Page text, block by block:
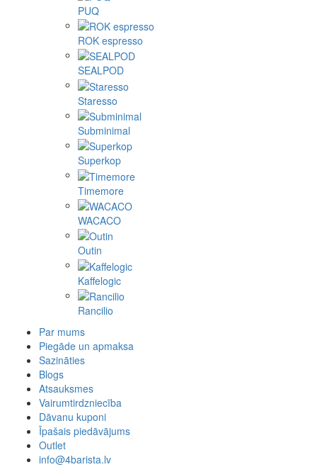
PUQ
ROK espresso
SEALPOD
Staresso
Subminimal
Superkop
Timemore
WACACO
Outin
Kaffelogic
Rancilio
Par mums
Piegāde un apmaksa
Sazināties
Blogs
Atsauksmes
Vairumtirdzniecība
Dāvanu kuponi
Īpašais piedāvājums
Outlet
info@4barista.lv